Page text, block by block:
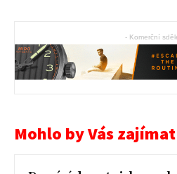
- Komerční
Mohlo by Vás zajímat